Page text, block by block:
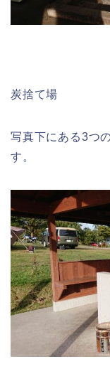
炭捨て場
写真下にある3つ
す。